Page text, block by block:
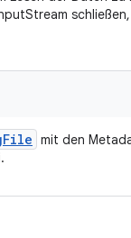
File mit den